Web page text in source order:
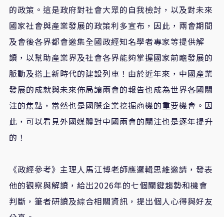
的政策。這是政府對社會大眾的自我檢討，以及對未來
國家社會與產業發展的政策利多宣布，因此，兩會期間
及會後各界都會邀集全國政經知名學者專家等提供解
讀，以幫助產業界及社會各界能夠掌握國家前瞻發展的
脈動及搭上新時代的建設列車！由於近年來，中國產業
發展的成就與未來佈局讓兩會的報告也成為世界各國關
注的焦點，當然也是國際企業挖掘商機的重要機會。因
此，可以看見外國媒體對中國兩會的關注也是逐年提升
的！
《政經參考》主理人馬江博老師應邏輯思維邀請，發表
他的觀察與解讀，給出2026年的七個關鍵趨勢和機會
判斷，筆者研讀及綜合相關資訊，提出個人心得與好友